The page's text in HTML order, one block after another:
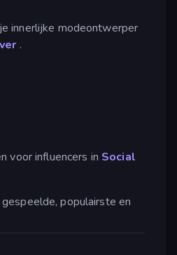
innerlijke modeontwerper
.
voor influencers in Social
populairste en